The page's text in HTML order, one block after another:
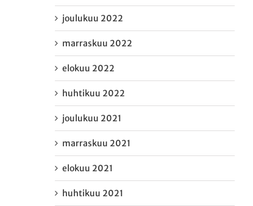
joulukuu 2022
marraskuu 2022
elokuu 2022
huhtikuu 2022
joulukuu 2021
marraskuu 2021
elokuu 2021
huhtikuu 2021